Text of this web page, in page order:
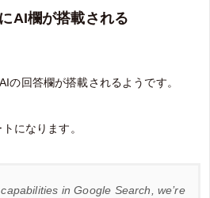
AI欄が搭載される
の回答欄が搭載されるようです。
になります。
in Google Search, we’re